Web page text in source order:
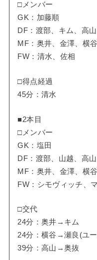
□メンバー
GK：加藤順
DF：渡部、キム、高
MF：奥井、金澤、横
FW：清水、佐相
□得点経過
45分：清水
■2本目
□メンバー
GK：塩田
DF：渡部、山越、高
MF：奥井、金澤、横
FW：シモヴィッチ、
□交代
24分：奥井→キム
24分：横谷→瀬良(ユ
39分：高山→奥抜